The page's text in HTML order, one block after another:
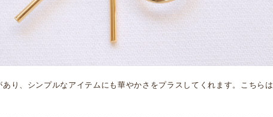
り、シンプルなアイテムにも華やかさをプラスしてくれます。こちらは